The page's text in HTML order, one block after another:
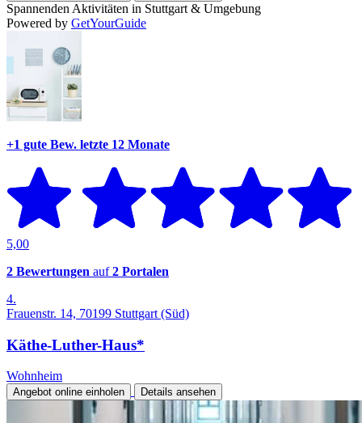
Spannenden Aktivitäten in Stuttgart & Umgebung
Powered by GetYourGuide
+1 gute Bew. letzte 12 Monate
5,00
2 Bewertungen auf2 Portalen
4.
Frauenstr. 14, 70199 Stuttgart (Süd)
Käthe-Luther-Haus*
Wohnheim
Angebot online einholen Details ansehen